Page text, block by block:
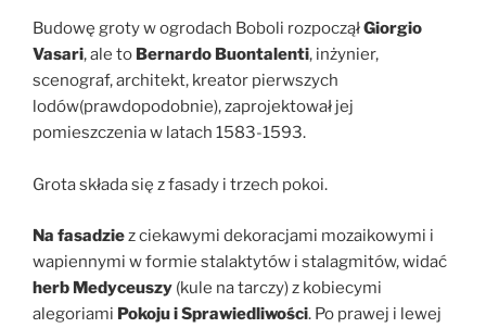
Budowę groty w ogrodach Boboli rozpocząłGiorgio
Vasari, ale to Bernardo Buontalenti, inżynier,
scenograf, architekt, kreator pierwszych
lodów(prawdopodobnie), zaprojektował jej
pomieszczenia w latach 1583-1593.
Grota składa się z fasady i trzech pokoi.
Na fasadziez ciekawymi dekoracjami mozaikowymi i
wapiennymi w formie stalaktytów i stalagmitów, widać
herb Medyceuszy (kule na tarczy) z kobiecymi
alegoriami Pokoju i Sprawiedliwości. Po prawej i lewej